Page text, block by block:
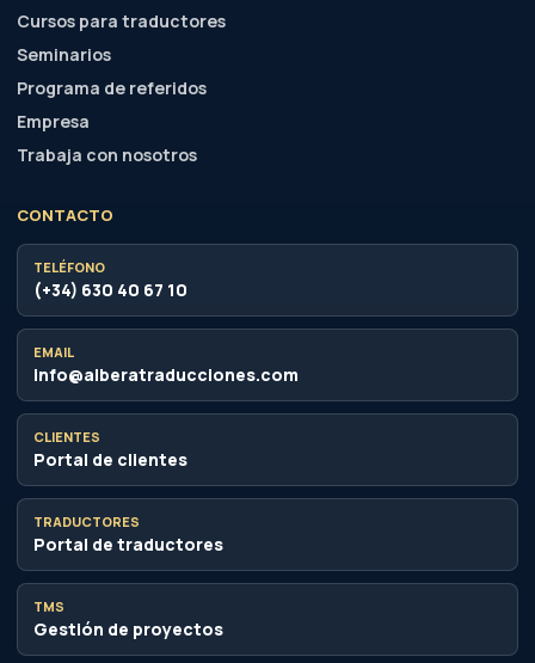
EMAIL
CLIENTES
Portal de clientes
TRADUCTORES
Portal de traductores
TMS
Gestión de proyectos
MAPA PÚBLICO
874 URLs indexadas
396 páginas, 165 artículos, 12 landings y una
arquitectura muy orientada a servicios, recursos y
búsquedas de traducción.
Sitemap Servicios Calculadora